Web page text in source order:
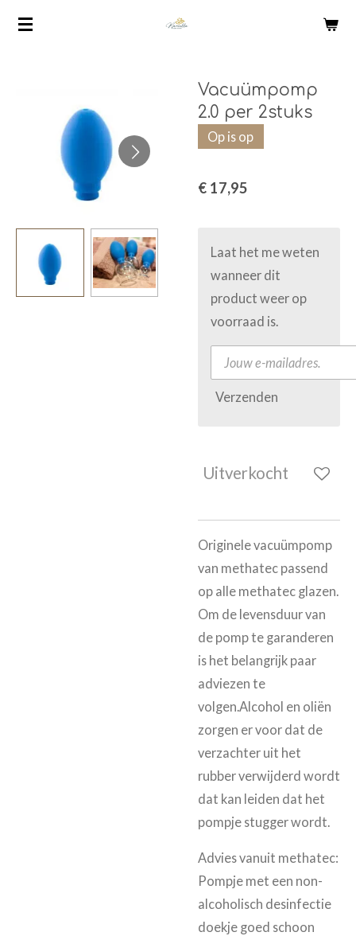
Ga
hoofdinhoud
Vacuümpomp
2.0 per 2stuks
Op is op
€ 17,95
Laat het me weten
wanneer dit
product weer op
voorraad is.
Verzenden
Uitverkocht
Originele vacuümpomp
van methatec passend
op alle methatec glazen.
Om de levensduur van
de pomp te garanderen
is het belangrijk paar
adviezen te
volgen.Alcohol en oliën
zorgen er voor dat de
verzachter uit het
rubber verwijderd wordt
dat kan leiden dat het
pompje stugger wordt.
Advies vanuit methatec:
Pompje met een non-
alcoholisch desinfectie
doekje goed schoon